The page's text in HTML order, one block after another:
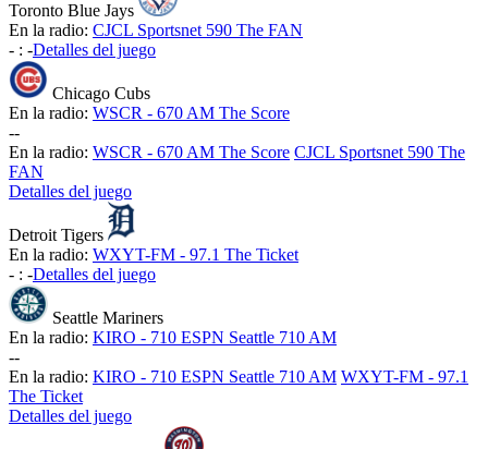
Toronto Blue Jays
En la radio: CJCL Sportsnet 590 The FAN
- : -Detalles del juego
Chicago Cubs
En la radio: WSCR - 670 AM The Score
--
En la radio: WSCR - 670 AM The Score CJCL Sportsnet 590 The
FAN
Detalles del juego
Detroit Tigers
En la radio: WXYT-FM - 97.1 The Ticket
- : -Detalles del juego
Seattle Mariners
En la radio: KIRO - 710 ESPN Seattle 710 AM
--
En la radio: KIRO - 710 ESPN Seattle 710 AM WXYT-FM - 97.1
The Ticket
Detalles del juego